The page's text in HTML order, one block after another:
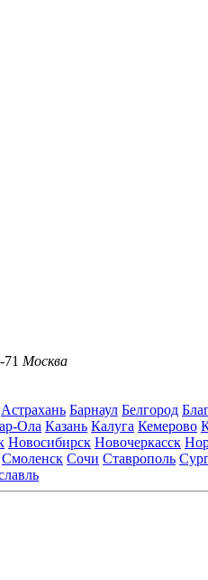
Москва
Астрахань Барнаул Белгород
Ола Казань Калуга Кемерово
Новосибирск Новочеркасск
Смоленск Сочи Ставрополь